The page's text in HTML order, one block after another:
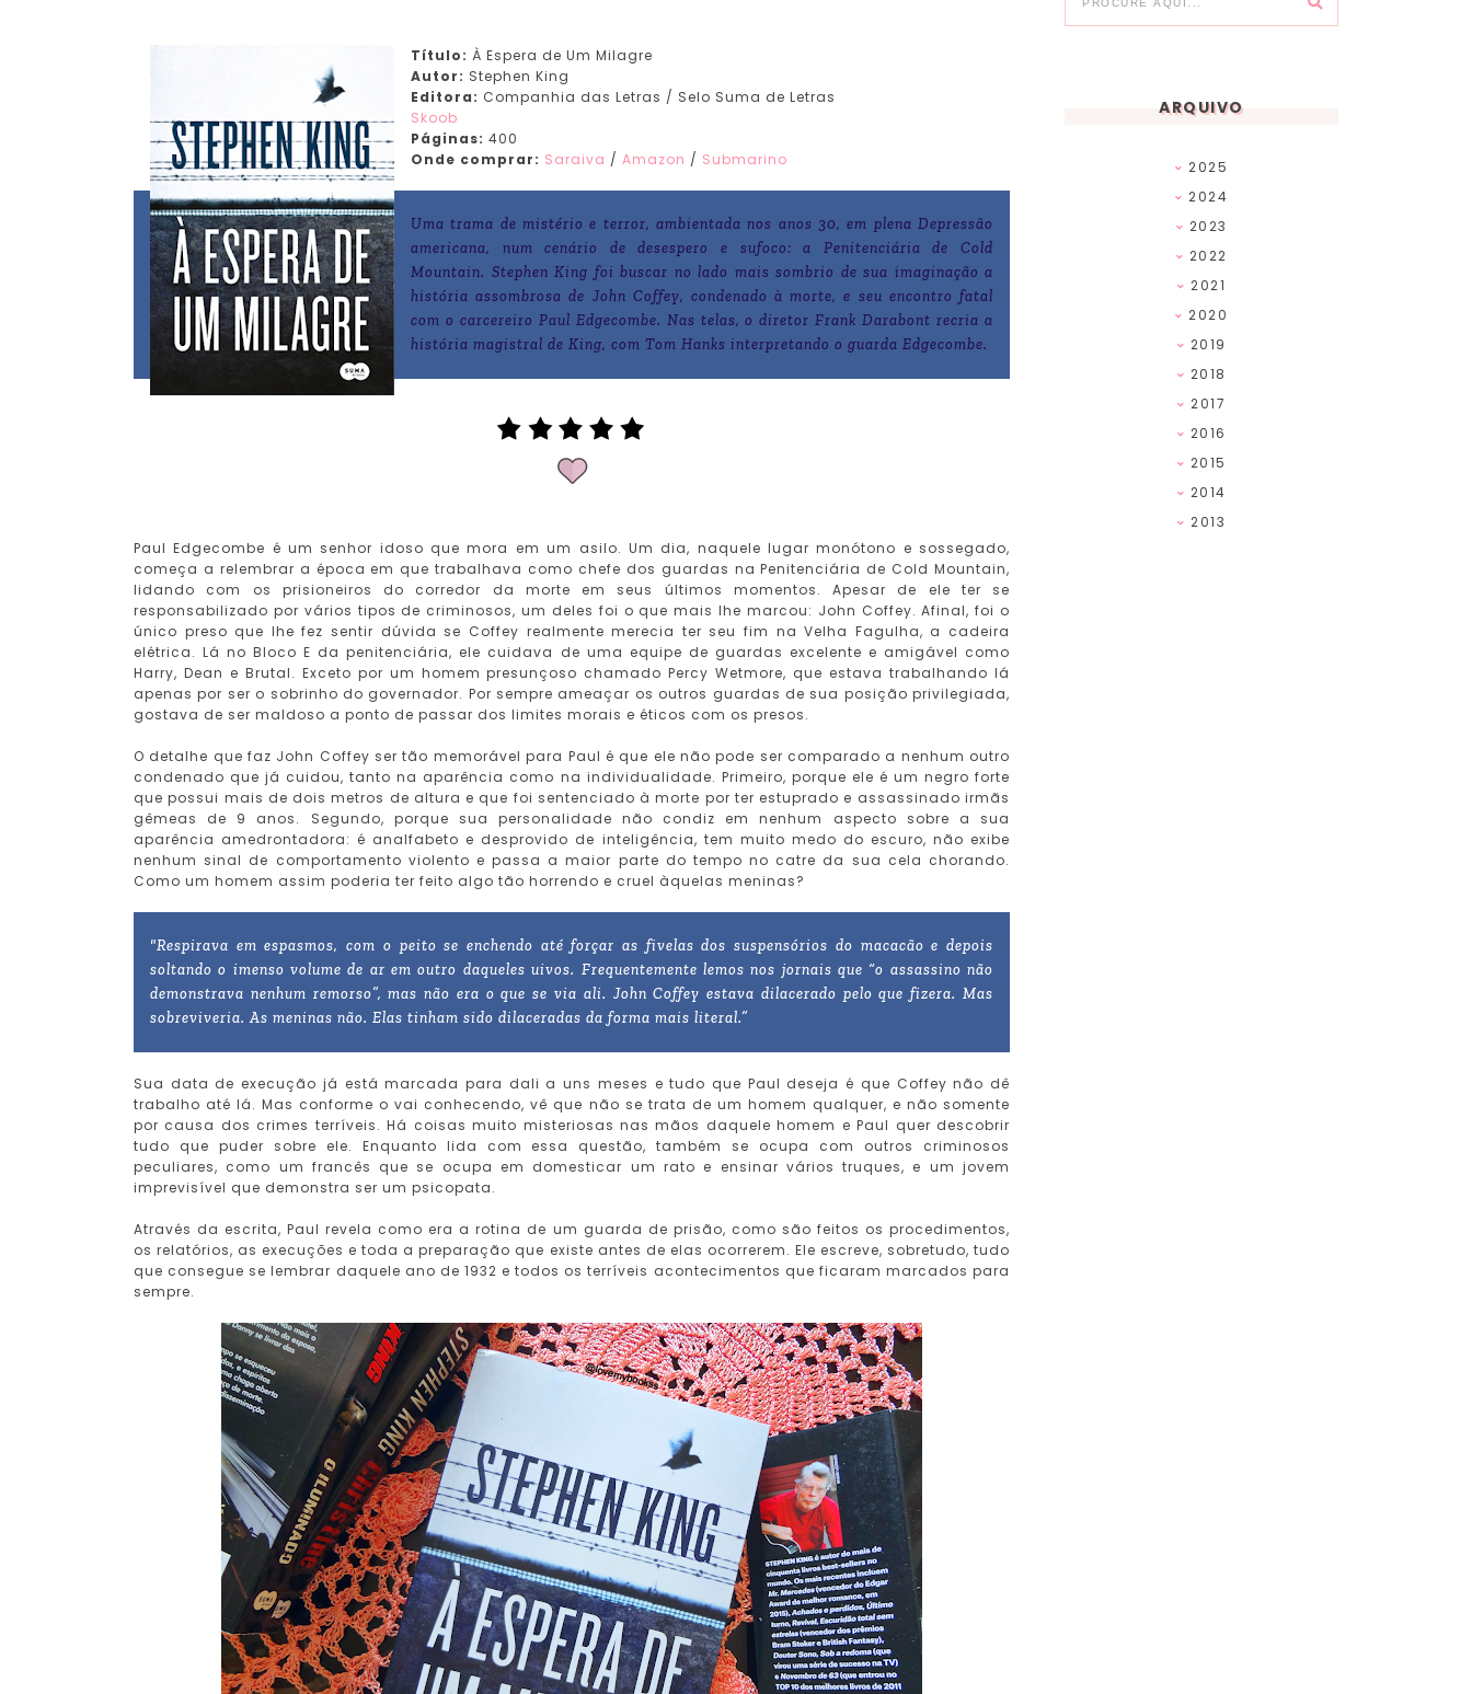
Título: À Espera de Um Milagre
Autor: Stephen King
Editora: Companhia das Letras / Selo Suma de Letras
Skoob
Páginas: 400
Onde comprar: Saraiva / Amazon / Submarino
Uma trama de mistério e terror, ambientada nos anos 30, em plena Depressão
americana, num cenário de desespero e sufoco: a Penitenciária de Cold
Mountain. Stephen King foi buscar no lado mais sombrio de sua imaginação a
história assombrosa de John Coffey, condenado à morte, e seu encontro fatal
com o carcereiro Paul Edgecombe. Nas telas, o diretor Frank Darabont recria a
história magistral de King, com Tom Hanks interpretando o guarda Edgecombe.
Paul Edgecombe é um senhor idoso que mora em um asilo. Um dia, naquele lugar monótono e sossegado,
começa a relembrar a época em que trabalhava como chefe dos guardas na Penitenciária de Cold Mountain,
lidando com os prisioneiros do corredor da morte em seus últimos momentos. Apesar de ele ter se
responsabilizado por vários tipos de criminosos, um deles foi o que mais lhe marcou: John Coffey. Afinal, foi o
único preso que lhe fez sentir dúvida se Coffey realmente merecia ter seu fim na Velha Fagulha, a cadeira
elétrica. Lá no Bloco E da penitenciária, ele cuidava de uma equipe de guardas excelente e amigável como
Harry, Dean e Brutal. Exceto por um homem presunçoso chamado Percy Wetmore, que estava trabalhando lá
apenas por ser o sobrinho do governador. Por sempre ameaçar os outros guardas de sua posição privilegiada,
gostava de ser maldoso a ponto de passar dos limites morais e éticos com os presos.
O detalhe que faz John Coffey ser tão memorável para Paul é que ele não pode ser comparado a nenhum outro
condenado que já cuidou, tanto na aparência como na individualidade. Primeiro, porque ele é um negro forte
que possui mais de dois metros de altura e que foi sentenciado à morte por ter estuprado e assassinado irmãs
gêmeas de 9 anos. Segundo, porque sua personalidade não condiz em nenhum aspecto sobre a sua
aparência amedrontadora: é analfabeto e desprovido de inteligência, tem muito medo do escuro, não exibe
nenhum sinal de comportamento violento e passa a maior parte do tempo no catre da sua cela chorando.
Como um homem assim poderia ter feito algo tão horrendo e cruel àquelas meninas?
"Respirava em espasmos, com o peito se enchendo até forçar as fivelas dos suspensórios do macacão e depois
soltando o imenso volume de ar em outro daqueles uivos. Frequentemente lemos nos jornais que “o assassino não
demonstrava nenhum remorso”, mas não era o que se via ali. John Coffey estava dilacerado pelo que fizera. Mas
sobreviveria. As meninas não. Elas tinham sido dilaceradas da forma mais literal.”
Sua data de execução já está marcada para dali a uns meses e tudo que Paul deseja é que Coffey não dê
trabalho até lá. Mas conforme o vai conhecendo, vê que não se trata de um homem qualquer, e não somente
por causa dos crimes terríveis. Há coisas muito misteriosas nas mãos daquele homem e Paul quer descobrir
tudo que puder sobre ele. Enquanto lida com essa questão, também se ocupa com outros criminosos
peculiares, como um francês que se ocupa em domesticar um rato e ensinar vários truques, e um jovem
imprevisível que demonstra ser um psicopata.
Através da escrita, Paul revela como era a rotina de um guarda de prisão, como são feitos os procedimentos,
os relatórios, as execuções e toda a preparação que existe antes de elas ocorrerem. Ele escreve, sobretudo, tudo
que consegue se lembrar daquele ano de 1932 e todos os terríveis acontecimentos que ficaram marcados para
sempre.
ARQUIVO
2025
2024
2023
2022
2021
2020
2019
2018
2017
2016
2015
2014
2013